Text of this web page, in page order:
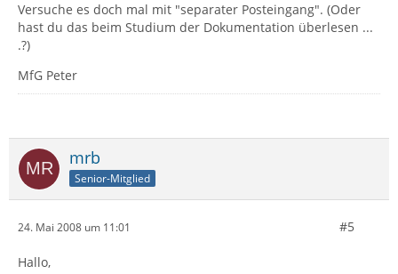
Versuche es doch mal mit "separater Posteingang". (Oder
hast du das beim Studium der Dokumentation überlesen ...
.?)
MfG Peter
mrb
Senior-Mitglied
24. Mai 2008 um 11:01 #5
Hallo,